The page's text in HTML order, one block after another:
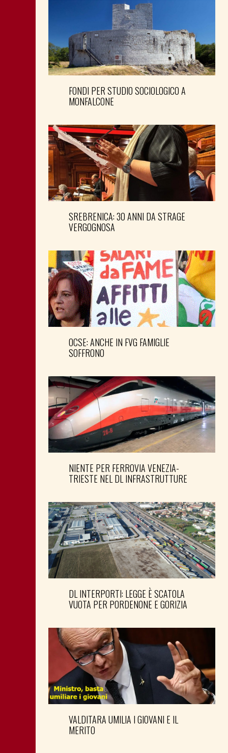
FONDI PER STUDIO SOCIOLOGICO A
MONFALCONE
SREBRENICA: 30 ANNI DA STRAGE
VERGOGNOSA
OCSE: ANCHE IN FVG FAMIGLIE
SOFFRONO
NIENTE PER FERROVIA VENEZIA-
TRIESTE NEL DL INFRASTRUTTURE
DL INTERPORTI: LEGGE È SCATOLA
VUOTA PER PORDENONE E GORIZIA
VALDITARA UMILIA I GIOVANI E IL
MERITO